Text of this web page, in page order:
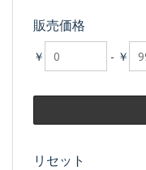
販売価格
￥ - ￥
リセット